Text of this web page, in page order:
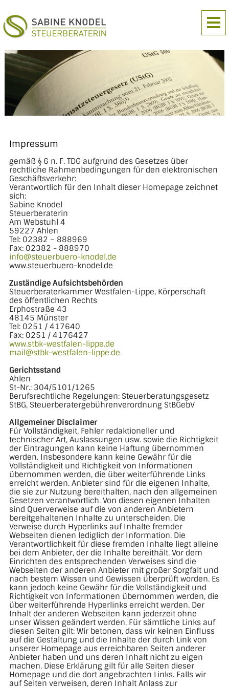
Impressum
gemäß § 6 n. F. TDG aufgrund des Gesetzes über
rechtliche Rahmenbedingungen für den elektronischen
Geschäftsverkehr:
Verantwortlich für den Inhalt dieser Homepage zeichnet
sich:
Sabine Knodel
Steuerberaterin
Am Webstuhl 4
59227 Ahlen
Tel: 02382 – 888969
Fax: 02382 - 888970
info@steuerbuero-knodel.de
www.steuerbuero-knodel.de
Zuständige Aufsichtsbehörden
Steuerberaterkammer Westfalen-Lippe, Körperschaft
des öffentlichen Rechts
Erphostraße 43
48145 Münster
Tel: 0251 / 417640
Fax: 0251 / 4176427
www.stbk-westfalen-lippe.de
mail@stbk-westfalen-lippe.de
Gerichtsstand
Ahlen
St-Nr.: 304/5101/1265
Berufsrechtliche Regelungen: Steuerberatungsgesetz
StBG, Steuerberatergebührenverordnung StBGebV
Allgemeiner Disclaimer
Für Vollständigkeit, Fehler redaktioneller und
technischer Art, Auslassungen usw. sowie die Richtigkeit
der Eintragungen kann keine Haftung übernommen
werden. Insbesondere kann keine Gewähr für die
Vollständigkeit und Richtigkeit von Informationen
übernommen werden, die über weiterführende Links
erreicht werden. Anbieter sind für die eigenen Inhalte,
die sie zur Nutzung bereithalten, nach den allgemeinen
Gesetzen verantwortlich. Von diesen eigenen Inhalten
sind Querverweise auf die von anderen Anbietern
bereitgehaltenen Inhalte zu unterscheiden. Die
Verweise durch Hyperlinks auf Inhalte fremder
Webseiten dienen lediglich der Information. Die
Verantwortlichkeit für diese fremden Inhalte liegt alleine
bei dem Anbieter, der die Inhalte bereithält. Vor dem
Einrichten des entsprechenden Verweises sind die
Webseiten der anderen Anbieter mit großer Sorgfalt und
nach bestem Wissen und Gewissen überprüft worden. Es
kann jedoch keine Gewähr für die Vollständigkeit und
Richtigkeit von Informationen übernommen werden, die
über weiterführende Hyperlinks erreicht werden. Der
Inhalt der anderen Webseiten kann jederzeit ohne
unser Wissen geändert werden. Für sämtliche Links auf
diesen Seiten gilt: Wir betonen, dass wir keinen Einfluss
auf die Gestaltung und die Inhalte der durch Link von
unserer Homepage aus erreichbaren Seiten anderer
Anbieter haben und uns deren Inhalt nicht zu eigen
machen. Diese Erklärung gilt für alle Seiten dieser
Homepage und die dort angebrachten Links. Falls wir
auf Seiten verweisen, deren Inhalt Anlass zur